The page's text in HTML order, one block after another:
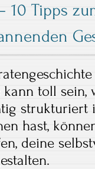
10 Tipps
kann toll sein,
strukturiert
hast,
deine